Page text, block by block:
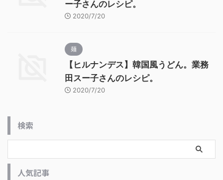
ー子さんのレシピ。
2020/7/20
麺
【ヒルナンデス】韓国風うどん。業務
田スー子さんのレシピ。
2020/7/20
検索
人気記事